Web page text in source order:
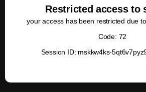
Restricted access to
your access has been restricted due
Code: 72
Session ID: mskkw4ks-